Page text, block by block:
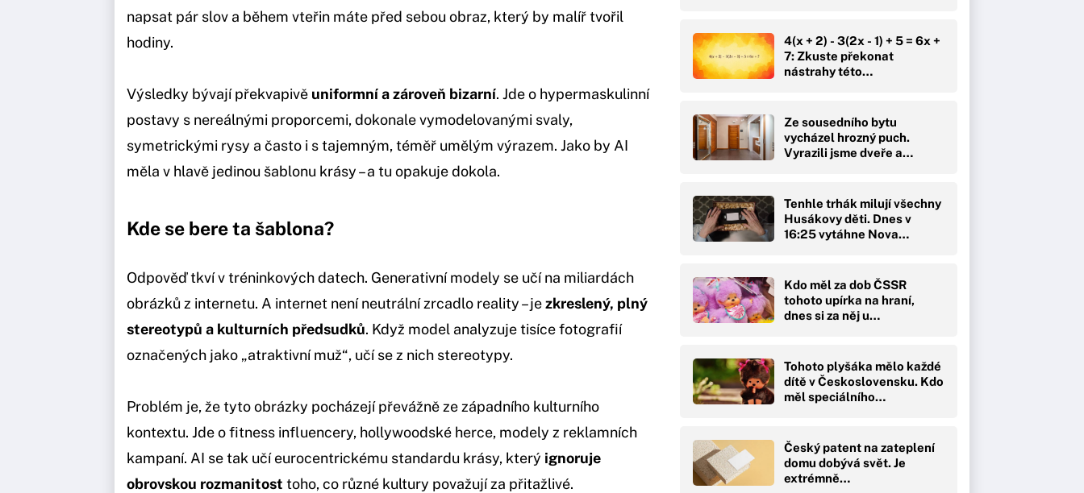
napsat pár slov a během vteřin máte před sebou obraz, který by malíř tvořil
hodiny.
Výsledky bývají překvapivě uniformní a zároveň bizarní. Jde o hypermaskulinní
postavy s nereálnými proporcemi, dokonale vymodelovanými svaly,
symetrickými rysy a často i s tajemným, téměř umělým výrazem. Jako by AI
měla v hlavě jedinou šablonu krásy – a tu opakuje dokola.
Kde se bere ta šablona?
Odpověď tkví v tréninkových datech. Generativní modely se učí na miliardách
obrázků z internetu. A internet není neutrální zrcadlo reality – jezkreslený, plný
stereotypů a kulturních předsudků. Když model analyzuje tisíce fotografií
označených jako „atraktivní muž“, učí se z nich stereotypy.
Problém je, že tyto obrázky pocházejí převážně ze západního kulturního
kontextu. Jde o fitness influencery, hollywoodské herce, modely z reklamních
kampaní. AI se tak učí eurocentrickému standardu krásy, který ignoruje
obrovskou rozmanitost toho, co různé kultury považují za přitažlivé.
4(x + 2) - 3(2x - 1) + 5 = 6x +
7: Zkuste překonat
nástrahy této…
Ze sousedního bytu
vycházel hrozný puch.
Vyrazili jsme dveře a
Tenhle trhák milují všechny
Husákovy děti. Dnes v
16:25 vytáhne Nova…
Kdo měl za dob ČSSR
tohoto upírka na hraní,
dnes si za něj u…
Tohoto plyšáka mělo každé
dítě v Československu. Kdo
měl speciálního…
Český patent na zateplení
domu dobývá svět. Je
extrémně…